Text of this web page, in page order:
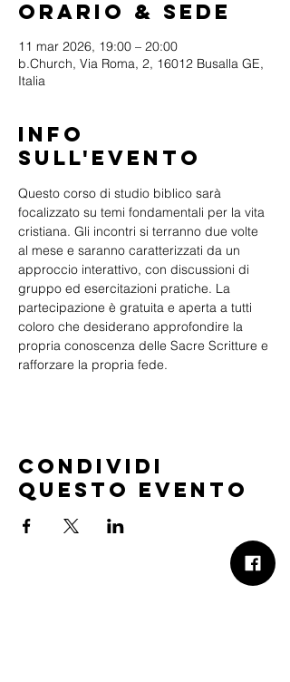
Orario & Sede
11 mar 2026, 19:00 – 20:00
b.Church, Via Roma, 2, 16012 Busalla GE,
Italia
Info
sull'evento
Questo corso di studio biblico sarà
focalizzato su temi fondamentali per la vita
cristiana. Gli incontri si terranno due volte
al mese e saranno caratterizzati da un
approccio interattivo, con discussioni di
gruppo ed esercitazioni pratiche. La
partecipazione è gratuita e aperta a tutti
coloro che desiderano approfondire la
propria conoscenza delle Sacre Scritture e
rafforzare la propria fede.
Condividi
questo evento